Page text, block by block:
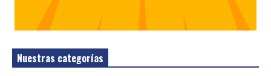
Nuestras categorías